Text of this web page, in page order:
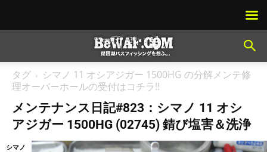
タグ
シマノ 11 オシアジガー 1500HG の分解メンテ修
理オーバーホールの受付はコチラ!!
メンテナンス日記#823：シマノ 11 オシ
アジガー 1500HG (02745) 錆び塩害＆洗浄
シマノ